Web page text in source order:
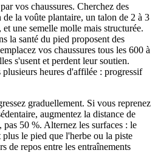
vos chaussures. Cherchez des
la voûte plantaire, un talon de 2 à 3
une semelle molle mais structurée.
la santé du pied proposent des
vos chaussures tous les 600 à
s'usent et perdent leur soutien.
plusieurs heures d'affilée : progressif
graduellement. Si vous reprenez
augmentez la distance de
pas 50 %. Alternez les surfaces : le
le pied que l'herbe ou la piste
de repos entre les entraînements